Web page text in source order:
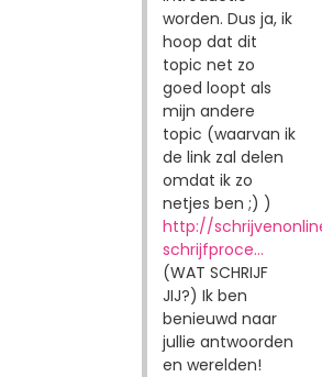
worden. Dus ja, ik
hoop dat dit
topic net zo
goed loopt als
mijn andere
topic (waarvan ik
de link zal delen
omdat ik zo
netjes ben ;) )
http://
schrijfproce…
(WAT SCHRIJF
JIJ?) Ik ben
benieuwd naar
jullie antwoorden
en werelden!